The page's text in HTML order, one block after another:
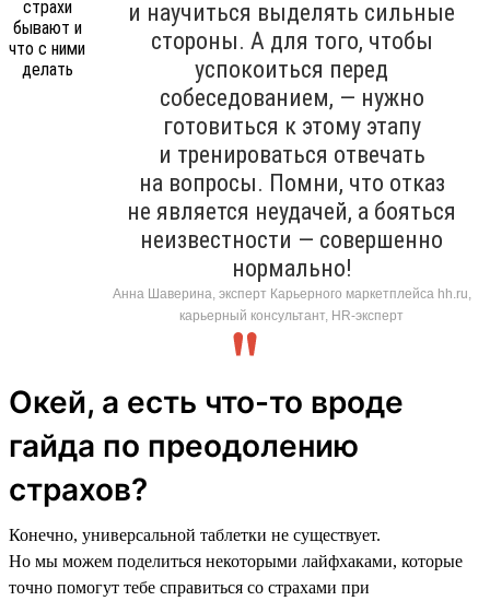
и научиться выделять сильные
стороны. А для того, чтобы
успокоиться перед
собеседованием, — нужно
готовиться к этому этапу
и тренироваться отвечать
на вопросы. Помни, что отказ
не является неудачей, а бояться
неизвестности — совершенно
нормально!
Анна Шаверина, эксперт Карьерного маркетплейса hh.ru,
карьерный консультант, HR-эксперт
Окей, а есть что-то вроде
гайда по преодолению
страхов?
Конечно, универсальной таблетки не существует.
Но мы можем поделиться некоторыми лайфхаками, которые
точно помогут тебе справиться со страхами при